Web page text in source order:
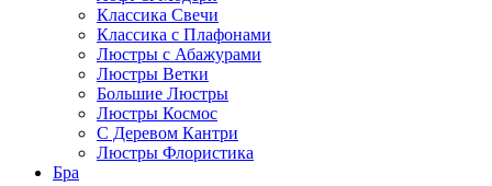
Классика Свечи
Классика с Плафонами
Люстры с Абажурами
Люстры Ветки
Большие Люстры
Люстры Космос
С Деревом Кантри
Люстры Флористика
Бра